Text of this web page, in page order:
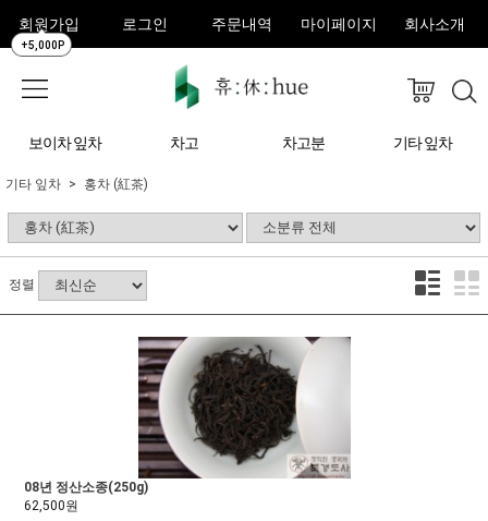
회원가입
+5,000P
로그인 주문내역 마이페이지 회사소개
보이차 잎차 차고 차고분 기타 잎차
기타 잎차 홍차 (紅茶)
정렬
08년 정산소종(250g)
62,500원